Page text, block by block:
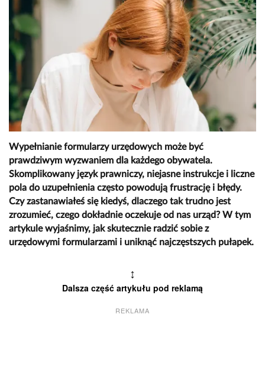
Wypełnianie formularzy urzędowych może być
prawdziwym wyzwaniem dla każdego obywatela.
Skomplikowany język prawniczy, niejasne instrukcje i liczne
pola do uzupełnienia często powodują frustrację i błędy.
Czy zastanawiałeś się kiedyś, dlaczego tak trudno jest
zrozumieć, czego dokładnie oczekuje od nas urząd? W tym
artykule wyjaśnimy, jak skutecznie radzić sobie z
urzędowymi formularzami i uniknąć najczęstszych pułapek.
↕
Dalsza część artykułu pod reklamą
REKLAMA